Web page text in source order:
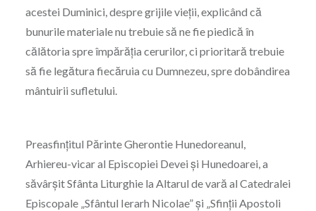
acestei Duminici, despre grijile vieții, explicând că
bunurile materiale nu trebuie să ne fie piedică în
călătoria spre împărăția cerurilor, ci prioritară trebuie
să fie legătura fiecăruia cu Dumnezeu, spre dobândirea
mântuirii sufletului.
Preasfințitul Părinte Gherontie Hunedoreanul,
Arhiereu-vicar al Episcopiei Devei și Hunedoarei, a
săvârșit Sfânta Liturghie la Altarul de vară al Catedralei
Episcopale „Sfântul Ierarh Nicolae” și „Sfinții Apostoli